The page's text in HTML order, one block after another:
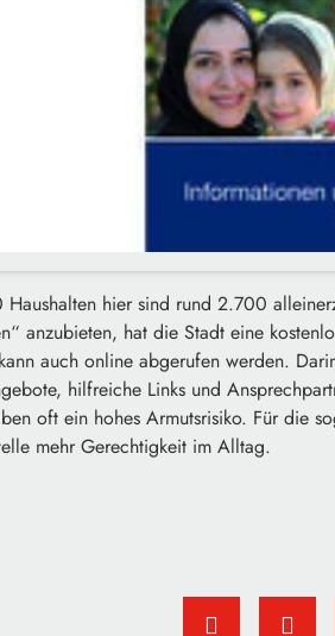
hier sind rund 2.700
anzubieten, hat die Stadt eine
auch online abgerufen werden.
hilfreiche Links und
oft ein hohes Armutsrisiko. Für die
mehr Gerechtigkeit im Alltag.